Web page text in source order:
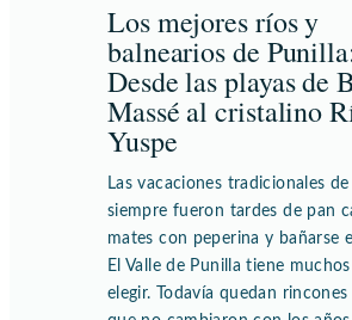
Los mejores ríos y
balnearios de
Desde las playas de
Massé al cristalino
Yuspe
Las vacaciones tradicionales
siempre fueron tardes de pan
mates con peperina y bañarse
El Valle de Punilla tiene
elegir. Todavía quedan